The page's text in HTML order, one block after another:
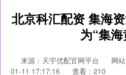
北京科汇配资 集海
为“集
来源：天宇优配官网平台 网
01-11 17:17:16
查看：210